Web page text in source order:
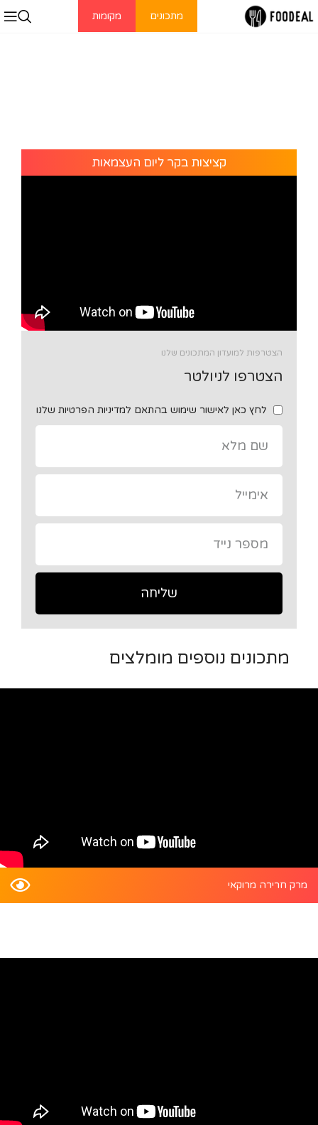
מתכונים מקומות
קציצות בקר ליום העצמאות
הצטרפות למועדון המתכונים שלנו
הצטרפו לניולטר
לחץ כאן לאישור שימוש בהתאם למדיניות הפרטיות שלנו
שליחה
מתכונים נוספים מומלצים
מרק חרירה מרוקאי